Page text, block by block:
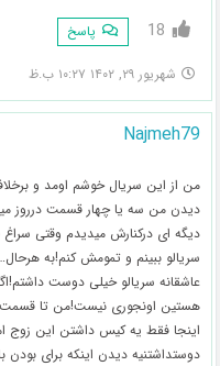
18 پاسخ
شهریور ۲۹, ۱۴۰۲ ۱۰:۲۷ ب.ظ
Najmeh79
من از این سریال خوشم اومد و
دیدن من سه یا چهار قسمت درروز
دیگه ای درکنارش میدیدم وقتی
سریالو ببینم و تمومش کنم!به
عاشقانه سریالو خیلی دوست
اینجا فقط یه کیس داشتن این زوج
دوستداشتنیه دیدن اینکه برای